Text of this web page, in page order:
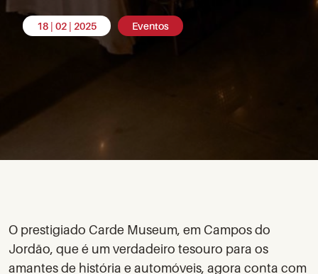
18 | 02 | 2025 Eventos
O prestigiado Carde Museum, em Campos do
Jordão, que é um verdadeiro tesouro para os
amantes de história e automóveis, agora conta com